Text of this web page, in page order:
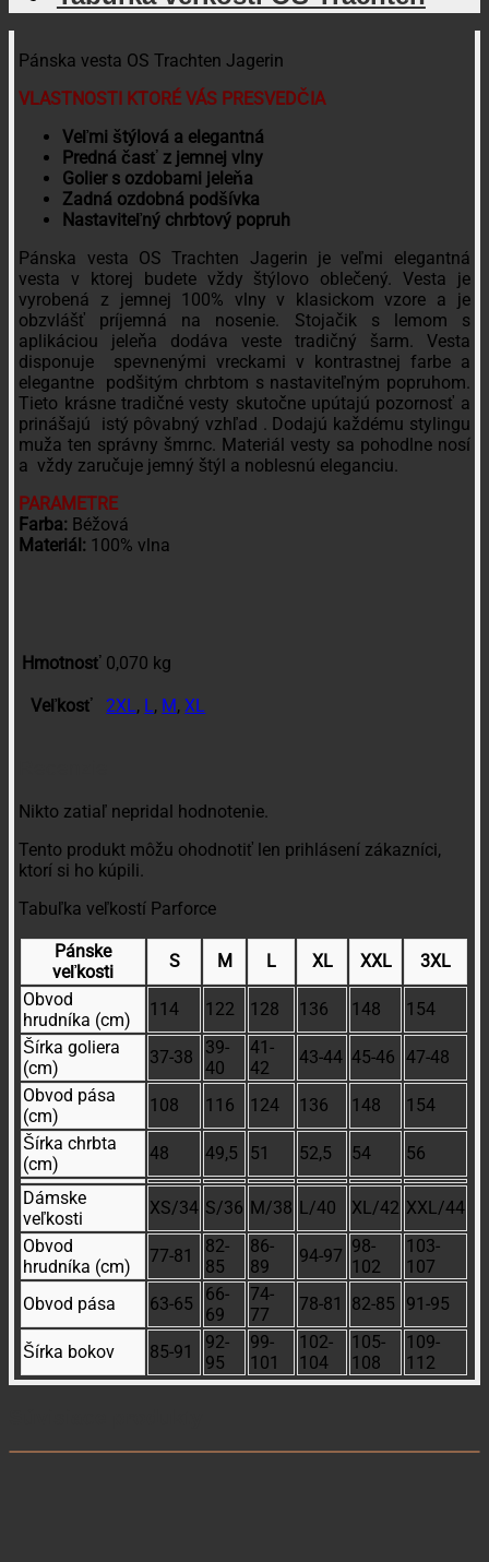
Pánska vesta OS Trachten Jagerin
VLASTNOSTI KTORÉ VÁS PRESVEDČIA
Veľmi štýlová a elegantná
Predná časť z jemnej vlny
Golier s ozdobami jeleňa
Zadná ozdobná podšívka
Nastaviteľný chrbtový popruh
Pánska vesta OS Trachten Jagerin je veľmi elegantná
vesta v ktorej budete vždy štýlovo oblečený. Vesta je
vyrobená z jemnej 100% vlny v klasickom vzore a je
obzvlášť príjemná na nosenie. Stojačik s lemom s
aplikáciou jeleňa dodáva veste tradičný šarm. Vesta
disponuje spevnenými vreckami v kontrastnej farbe a
elegantne podšitým chrbtom s nastaviteľným popruhom.
Tieto krásne tradičné vesty skutočne upútajú pozornosť a
prinášajú istý pôvabný vzhľad . Dodajú každému stylingu
muža ten správny šmrnc. Materiál vesty sa pohodlne nosí
a vždy zaručuje jemný štýl a noblesnú eleganciu.
PARAMETRE
Farba: Béžová
Materiál: 100% vlna
Hmotnosť 0,070 kg
Veľkosť 2XL, L, M,XL
Nikto zatiaľ nepridal hodnotenie.
Tento produkt môžu ohodnotiť len prihlásení zákazníci,
ktorí si ho kúpili.
Tabuľka veľkostí Parforce
Pánske
veľkosti
S M L XL XXL
3XL
Obvod
hrudníka (cm)
114 122 128 136 148
154
Šírka goliera
(cm)
37-38
39-
40
41-
42
43-44 45-46 47-48
Obvod pása
(cm)
108 116 124 136 148
154
Šírka chrbta
(cm)
48 49,5 51 52,5 54 56
Dámske
veľkosti
XS/34 S/36 M/38 L/40 XL/42 XXL/44
Obvod
hrudníka (cm)
77-81
82-
85
86-
89
94-97 98-
102
103-
107
Obvod pása
63-65
66-
69
74-
77
78-81 82-85 91-95
Šírka bokov 85-91
92-
95
99-
101
102-
104
105-
108
109-
112